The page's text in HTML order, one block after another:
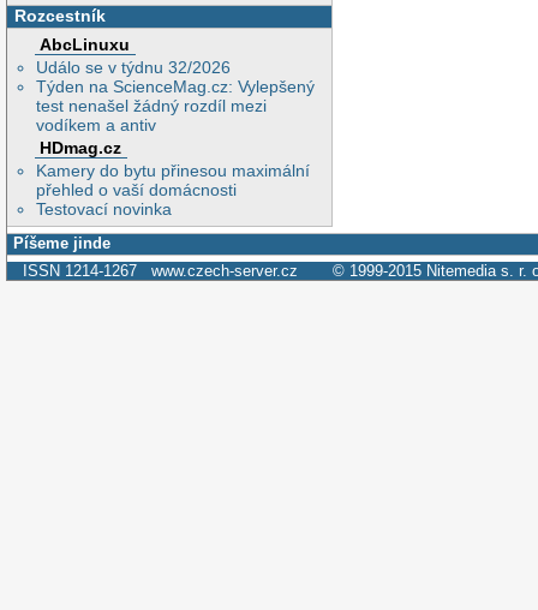
Rozcestník
AbcLinuxu
Událo se v týdnu 32/2026
Týden na ScienceMag.cz: Vylepšený
test nenašel žádný rozdíl mezi
vodíkem a antiv
HDmag.cz
Kamery do bytu přinesou maximální
přehled o vaší domácnosti
Testovací novinka
Píšeme jinde
ISSN 1214-1267 www.czech-server.cz © 1999-2015 Nitemedia s. r.